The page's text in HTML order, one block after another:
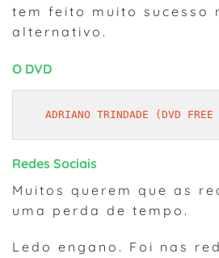
tem feito muito sucesso
alternativo.
O DVD
ADRIANO TRINDADE (DVD
Redes Sociais
Muitos querem que as
uma perda de tempo.
Ledo engano. Foi nas